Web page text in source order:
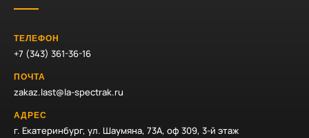
ТЕЛЕФОН
+7 (343) 361-36-16
ПОЧТА
zakaz.last@la-spectrak.ru
АДРЕС
г. Екатеринбург, ул. Шаумяна, 73А, оф 309, 3-й этаж